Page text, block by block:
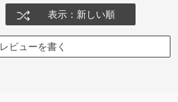
表示：新しい順
レビューを書く